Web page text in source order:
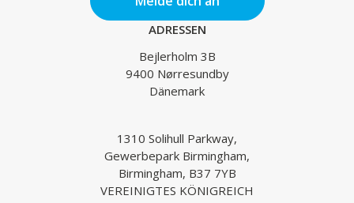
ADRESSEN
Bejlerholm 3B
9400 Nørresundby
Dänemark
1310 Solihull Parkway,
Gewerbepark Birmingham,
Birmingham, B37 7YB
VEREINIGTES KÖNIGREICH